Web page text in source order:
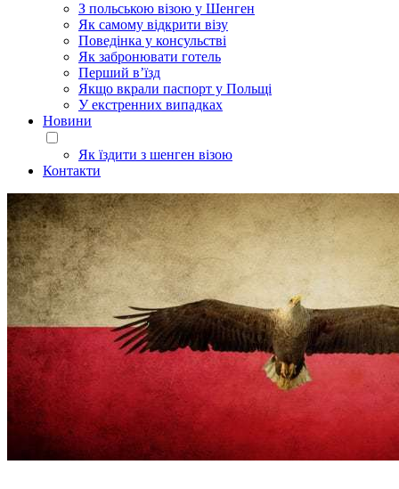
З польською візою у Шенген
Як самому відкрити візу
Поведінка у консульстві
Як забронювати готель
Перший в’їзд
Якщо вкрали паспорт у Польщі
У екстренних випадках
Новини
Як їздити з шенген візою
Контакти